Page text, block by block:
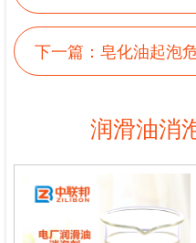
下一篇：
润滑油消